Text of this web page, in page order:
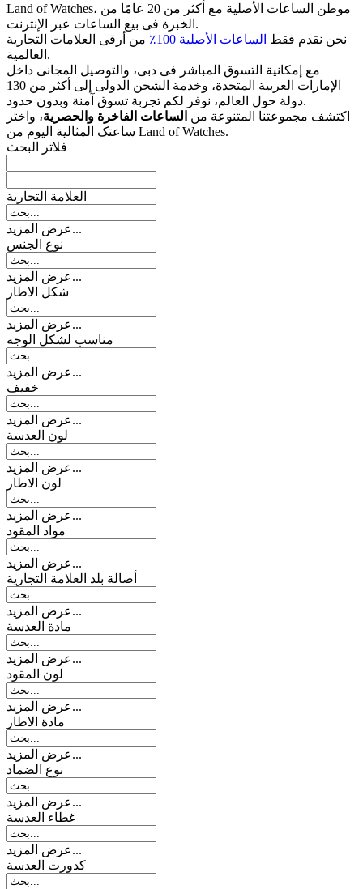
Land of Watches، موطن الساعات الأصلیة مع أکثر من 20 عامًا من
الخبرة فی بیع الساعات عبر الإنترنت.
نحن نقدم فقط الساعات الأصلیة 100٪
من أرقى العلامات التجاریة
العالمیة.
مع إمکانیة التسوق المباشر فی دبی، والتوصیل المجانی داخل
الإمارات العربیة المتحدة، وخدمة الشحن الدولی إلى أکثر من 130
دولة حول العالم، نوفر لکم تجربة تسوق آمنة وبدون حدود.
اکتشف مجموعتنا المتنوعة من الساعات الفاخرة والحصریة، واختر
ساعتک المثالیة الیوم من Land of Watches.
فلاتر البحث
العلامة التجارية
عرض المزيد...
نوع الجنس
عرض المزيد...
شکل الاطار
عرض المزيد...
مناسب لشكل الوجه
عرض المزيد...
خفیف
عرض المزيد...
لون العدسة
عرض المزيد...
لون الاطار
عرض المزيد...
مواد المقود
عرض المزيد...
أصالة بلد العلامة التجارية
عرض المزيد...
مادة العدسة
عرض المزيد...
لون المقود
عرض المزيد...
مادة الاطار
عرض المزيد...
نوع الضماد
عرض المزيد...
غطاء العدسة
عرض المزيد...
کدورت العدسة